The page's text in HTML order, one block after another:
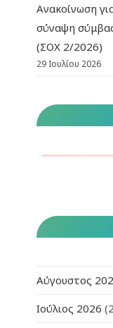
Ανακοίνωση
σύναψη
(ΣΟΧ 2/2026)
29 Ιουλίου 2026
Αύγουστος
Ιούλιος 2026